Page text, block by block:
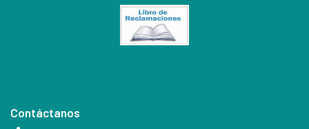
Contáctanos